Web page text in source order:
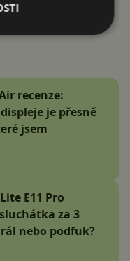
recenze:
je přesně
jsem
E11 Pro
za 3
nebo podfuk?